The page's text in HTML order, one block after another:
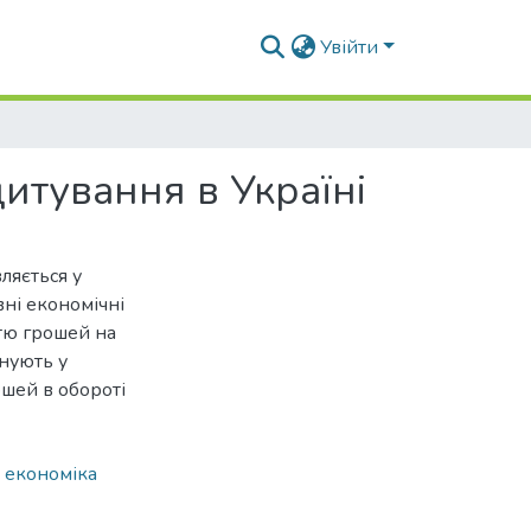
Увійти
в Україні
у
економічні
грошей на
у
в обороті